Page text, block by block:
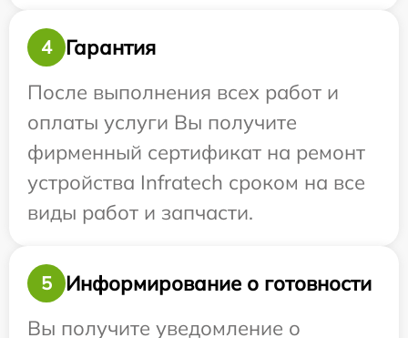
4
Гарантия
После выполнения всех работ и
оплаты услуги Вы получите
фирменный сертификат на ремонт
устройства Infratech сроком на все
виды работ и запчасти.
5
Информирование о готовности
Вы получите уведомление о